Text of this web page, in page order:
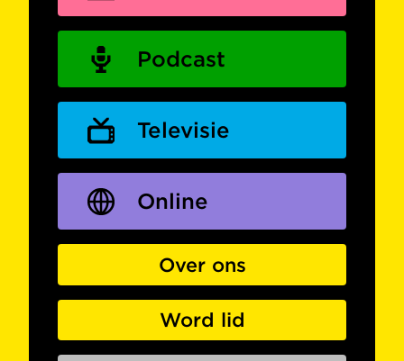
Podcast
Televisie
Online
Over ons
Word lid